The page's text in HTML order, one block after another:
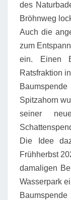
des
Bröhnweg
Auch die
zum
ein. Einen
Ratsfraktion
Spitzahorn
seiner
Die Idee
Frühherbst
damaligen
Wasserpark